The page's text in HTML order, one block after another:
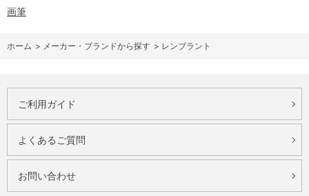
画筆
ホーム > メーカー・ブランドから探す > レンブラント
ご利用ガイド
よくあるご質問
お問い合わせ